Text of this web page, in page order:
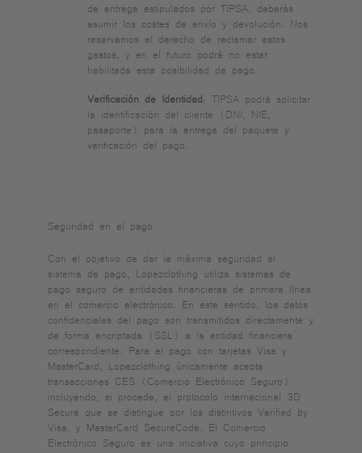
de entrega estipulados por TIPSA, deberás
asumir los costes de envío y devolución. Nos
reservamos el derecho de reclamar estos
gastos, y en el futuro podrá no estar
habilitada esta posibilidad de pago.
Verificación de Identidad: TIPSA podrá solicitar
la identificación del cliente (DNI, NIE,
pasaporte) para la entrega del paquete y
verificación del pago.
Seguridad en el pago
Con el objetivo de dar la máxima seguridad al
sistema de pago, Lopezclothing utiliza sistemas de
pago seguro de entidades financieras de primera línea
en el comercio electrónico. En este sentido, los datos
confidenciales del pago son transmitidos directamente y
de forma encriptada (SSL) a la entidad financiera
correspondiente. Para el pago con tarjetas Visa y
MasterCard, Lopezclothing únicamente acepta
transacciones CES (Comercio Electrónico Seguro)
incluyendo, si procede, el protocolo internacional 3D
Secure que se distingue por los distintivos Verified by
Visa, y MasterCard SecureCode. El Comercio
Electrónico Seguro es una iniciativa cuyo principio